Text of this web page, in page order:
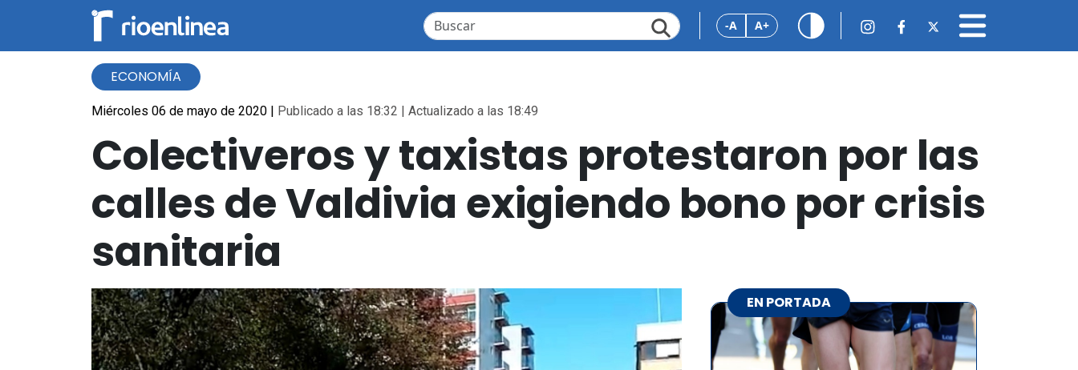
-A A+
ECONOMÍA
Miércoles 06 de mayo de 2020 | Publicado a las 18:32 | Actualizado a las 18:49
Colectiveros y taxistas protestaron por las
calles de Valdivia exigiendo bono por crisis
sanitaria
EN PORTADA